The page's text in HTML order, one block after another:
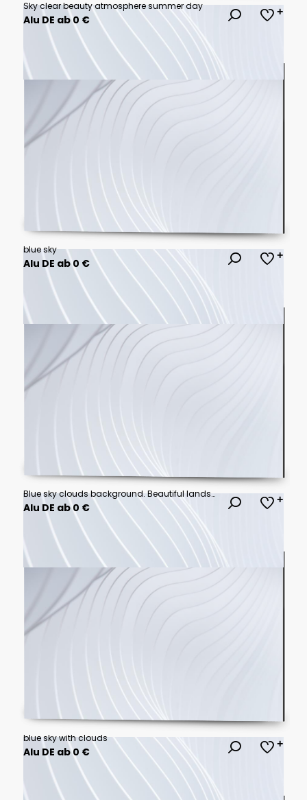
Sky clear beauty atmosphere summer day
Alu DE ab 0 €
blue sky
Alu DE ab 0 €
Blue sky clouds background. Beautiful landscape with clouds on sky
Alu DE ab 0 €
blue sky with clouds
Alu DE ab 0 €